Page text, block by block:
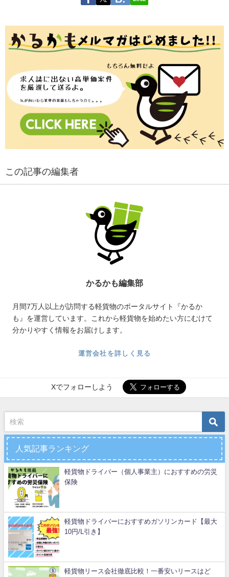
この記事の編集者
かるかも編集部
月間7万人以上が訪問する軽貨物のポータルサイト『かるか
も』を運営しています。これから軽貨物を始めたい方にむけて
分かりやすく情報をお届けします。
運営会社を詳しく見る
Xでフォローしよう
人気記事ランキング
軽貨物ドライバー（個人事業主）におすすめの労災
保険
軽貨物ドライバーにおすすめガソリンカード【最大
10円/L引き】
軽貨物リース会社徹底比較！一番安いリースはど